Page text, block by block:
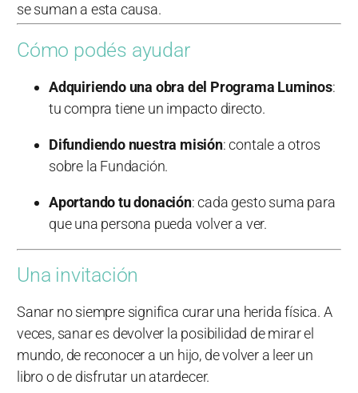
se suman a esta causa.
Cómo podés ayudar
Adquiriendo una obra del Programa Luminos:
tu compra tiene un impacto directo.
Difundiendo nuestra misión: contale a otros
sobre la Fundación.
Aportando tu donación: cada gesto suma para
que una persona pueda volver a ver.
Una invitación
Sanar no siempre significa curar una herida física. A
veces, sanar es devolver la posibilidad de mirar el
mundo, de reconocer a un hijo, de volver a leer un
libro o de disfrutar un atardecer.